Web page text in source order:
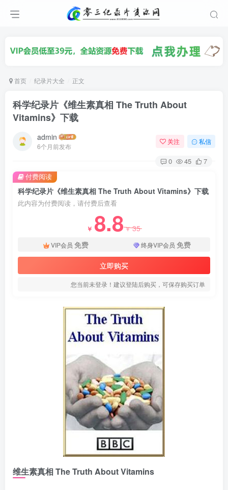
首页 纪录片大全 正文
科学纪录片《维生素真相 The Truth About
Vitamins》下载
admin
6个月前发布
关注 私信
0 45 7
科学纪录片《维生素真相 The Truth About Vitamins》下载
此内容为付费阅读，请付费后查看
￥ 8.8￥35
VIP会员 免费 终身VIP会员 免费
立即购买
您当前未登录！建议登陆后购买，可保存购买订单
付费阅读
维生素真相 The Truth About Vitamins